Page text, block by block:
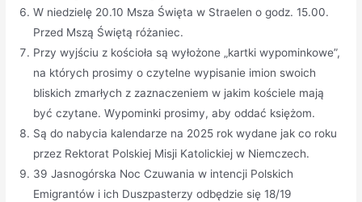
W niedzielę 20.10 Msza Święta w Straelen o godz. 15.00.
Przed Mszą Świętą różaniec.
Przy wyjściu z kościoła są wyłożone „kartki wypominkowe”,
na których prosimy o czytelne wypisanie imion swoich
bliskich zmarłych z zaznaczeniem w jakim kościele mają
być czytane. Wypominki prosimy, aby oddać księżom.
Są do nabycia kalendarze na 2025 rok wydane jak co roku
przez Rektorat Polskiej Misji Katolickiej w Niemczech.
39 Jasnogórska Noc Czuwania w intencji Polskich
Emigrantów i ich Duszpasterzy odbędzie się 18/19